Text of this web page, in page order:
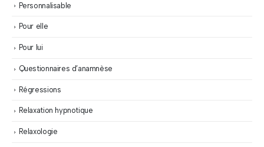
Personnalisable
Pour elle
Pour lui
Questionnaires d’anamnèse
Régressions
Relaxation hypnotique
Relaxologie